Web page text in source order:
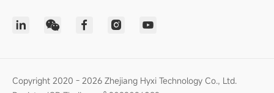
Copyright 2020 - 2026 Zhejiang Hyxi Technology Co., Ltd.